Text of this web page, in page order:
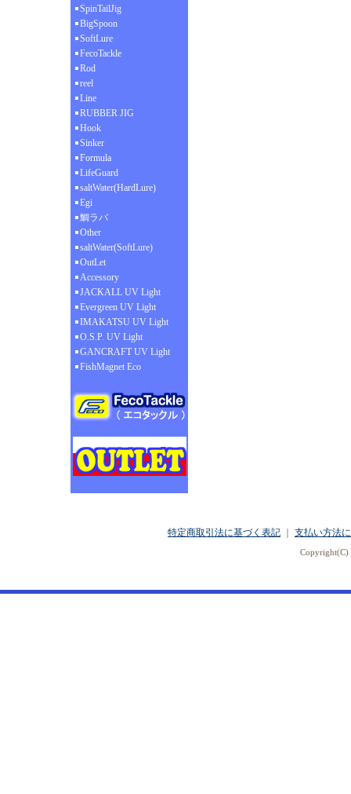
SpinTailJig
BigSpoon
SoftLure
FecoTackle
Rod
reel
Line
RUBBER JIG
Hook
Sinker
Formula
LifeGuard
saltWater(HardLure)
Egi
鯛ラバ
Other
saltWater(SoftLure)
OutLet
Accessory
JACKALL UV Light
Evergreen UV Light
IMAKATSU UV Light
O.S.P. UV Light
GANCRAFT UV Light
FishMagnet Eco
特定商取引法に基づく表記 支払い方法
Copyright(C)